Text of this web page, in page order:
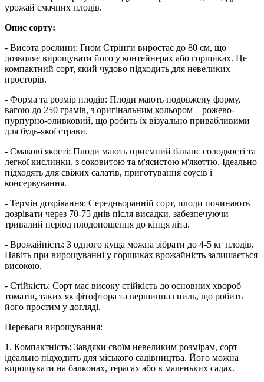
урожай смачних плодів.
Опис сорту:
- Висота рослини: Гном Стрінги виростає до 80 см, що
дозволяє вирощувати його у контейнерах або горщиках. Це
компактний сорт, який чудово підходить для невеликих
просторів.
- Форма та розмір плодів: Плоди мають подовжену форму,
вагою до 250 грамів, з оригінальним кольором – рожево-
пурпурно-оливковий, що робить їх візуально привабливими
для будь-якої страви.
- Смакові якості: Плоди мають приємний баланс солодкості та
легкої кислинки, з соковитою та м'ясистою м'якоттю. Ідеально
підходять для свіжих салатів, приготування соусів і
консервування.
- Термін дозрівання: Середньоранній сорт, плоди починають
дозрівати через 70-75 днів після висадки, забезпечуючи
тривалий період плодоношення до кінця літа.
- Врожайність: З одного куща можна зібрати до 4-5 кг плодів.
Навіть при вирощуванні у горщиках врожайність залишається
високою.
- Стійкість: Сорт має високу стійкість до основних хвороб
томатів, таких як фітофтора та вершинна гниль, що робить
його простим у догляді.
Переваги вирощування:
1. Компактність: Завдяки своїм невеликим розмірам, сорт
ідеально підходить для міського садівництва. Його можна
вирощувати на балконах, терасах або в маленьких садах.